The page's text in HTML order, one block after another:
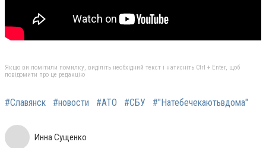
Якщо ви помітили помилку, виділіть необхідний текст і натисніть Ctrl + Enter, щоб
повідомити про це редакцію
#Славянск #новости #АТО #СБУ #"Натебечекаютьвдома"
Инна Сущенко